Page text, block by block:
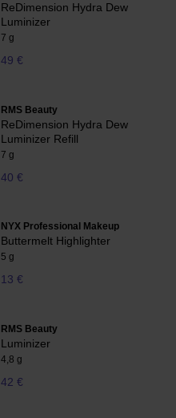
ReDimension Hydra Dew
Luminizer
7 g
49 €
RMS Beauty
ReDimension Hydra Dew
Luminizer Refill
7 g
40 €
NYX Professional Makeup
Buttermelt Highlighter
5 g
13 €
RMS Beauty
Luminizer
4,8 g
42 €